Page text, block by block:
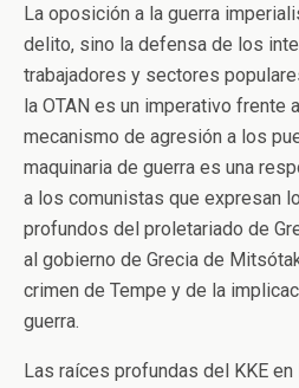
La oposición a la guerra
delito, sino la defensa de los
trabajadores y sectores
la OTAN es un imperativo frente
mecanismo de agresión a los
maquinaria de guerra es una
a los comunistas que expresan
profundos del proletariado de
al gobierno de Grecia de
crimen de Tempe y de la
guerra.
Las raíces profundas del KKE